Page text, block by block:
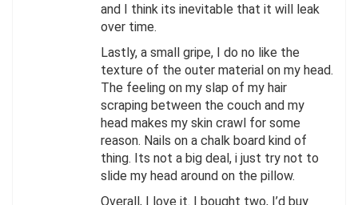
and I think its inevitable that it will leak
over time.
Lastly, a small gripe, I do no like the
texture of the outer material on my head.
The feeling on my slap of my hair
scraping between the couch and my
head makes my skin crawl for some
reason. Nails on a chalk board kind of
thing. Its not a big deal, i just try not to
slide my head around on the pillow.
Overall, I love it. I bought two, I’d buy